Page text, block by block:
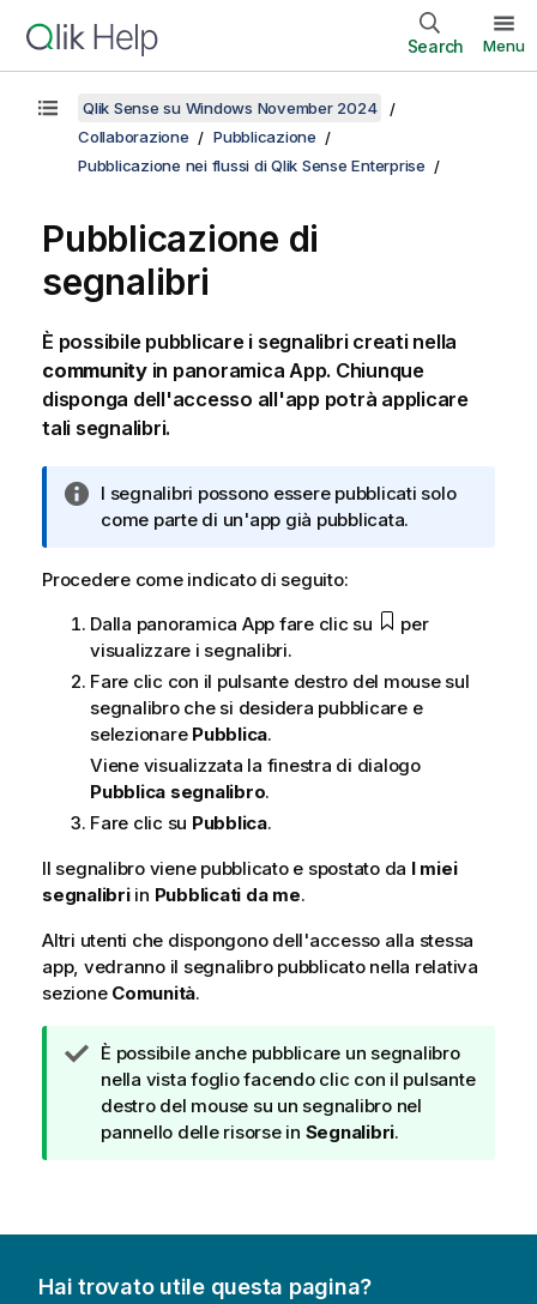
Search Menu
Qlik Sense su Windows November 2024
Collaborazione
Pubblicazione
Pubblicazione nei flussi di Qlik Sense Enterprise
Pubblicazione di
segnalibri
È possibile pubblicare i segnalibri creati nella
communityin panoramica App. Chiunque
disponga dell'accesso all'app potrà applicare
tali segnalibri.
N
o
a
n
f
o
r
m
a
t
c
a
I segnalibri possono essere pubblicati solo
come parte di un'app già pubblicata.
Procedere come indicato di seguito:
Dalla panoramica App fare clic su
per
visualizzare i segnalibri.
Fare clic con il pulsante destro del mouse sul
segnalibro che si desidera pubblicare e
selezionare Pubblica.
Viene visualizzata la finestra di dialogo
Pubblica segnalibro.
Fare clic su Pubblica.
Il segnalibro viene pubblicato e spostato da I miei
segnalibriin Pubblicati da me.
Altri utenti che dispongono dell'accesso alla stessa
app, vedranno il segnalibro pubblicato nella relativa
sezione Comunità.
N
o
t
a
u
g
È possibile anche pubblicare un segnalibro
nella vista foglio facendo clic con il pulsante
destro del mouse su un segnalibro nel
pannello delle risorse in Segnalibri.
Hai trovato utile questa pagina?